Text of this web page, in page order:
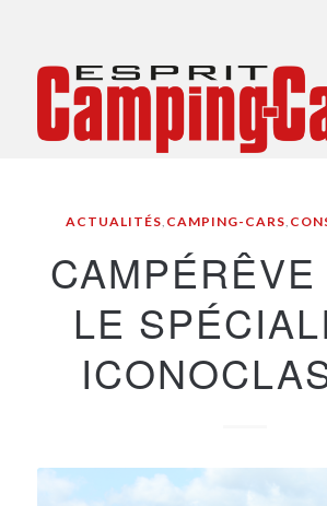
ACTUALITÉS, CAMPING-CARS,
LE